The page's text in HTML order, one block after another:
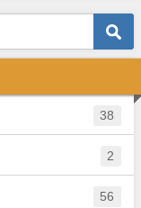
38
2
56